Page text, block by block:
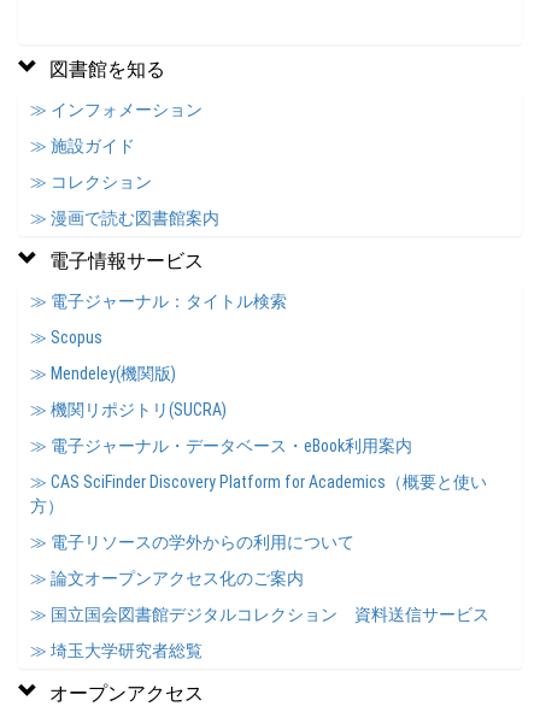
図書館を知る
≫ インフォメーション
≫ 施設ガイド
≫ コレクション
≫ 漫画で読む図書館案内
電子情報サービス
≫ 電子ジャーナル：タイトル検索
≫ Scopus
≫ Mendeley(機関版)
≫ 機関リポジトリ(SUCRA)
≫ 電子ジャーナル・データベース・eBook利用案内
≫ CAS SciFinder Discovery Platform for Academics（概要と使い
方）
≫ 電子リソースの学外からの利用について
≫ 論文オープンアクセス化のご案内
≫ 国立国会図書館デジタルコレクション 資料送信サービス
≫ 埼玉大学研究者総覧
オープンアクセス